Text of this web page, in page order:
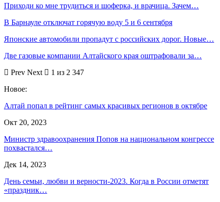
Приходи ко мне трудиться и шоферка, и врачица. Зачем…
В Барнауле отключат горячую воду 5 и 6 сентября
Японские автомобили пропадут с российских дорог. Новые…
Две газовые компании Алтайского края оштрафовали за…
Prev Next
1 из 2 347
Новое:
Алтай попал в рейтинг самых красивых регионов в октябре
Окт 20, 2023
Министр здравоохранения Попов на национальном конгрессе
похвастался…
Дек 14, 2023
День семьи, любви и верности-2023. Когда в России отметят
«праздник…